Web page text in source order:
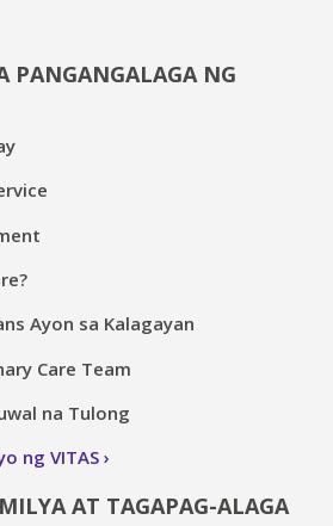
PANGANGALAGA NG
Ayon sa Kalagayan
Care Team
na Tulong
ng VITAS
AT TAGAPAG-ALAGA